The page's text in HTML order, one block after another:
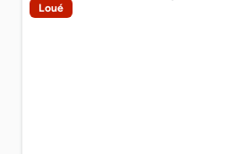
Loué